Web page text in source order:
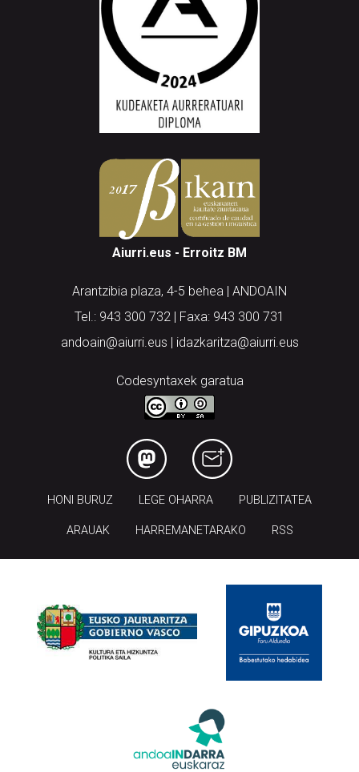
Aiurri.eus - Erroitz BM
Arantzibia plaza, 4-5 behea | ANDOAIN
Tel.: 943 300 732 | Faxa: 943 300 731
andoain@aiurri.eus | idazkaritza@aiurri.eus
Codesyntaxek garatua
HONI BURUZ LEGE OHARRA PUBLIZITATEA
ARAUAK HARREMANETARAKO RSS